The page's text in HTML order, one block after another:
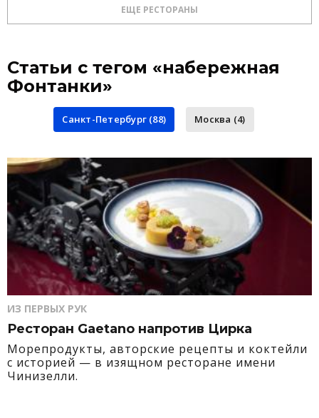
ЕЩЕ РЕСТОРАНЫ
Статьи с тегом «набережная
Фонтанки»
Санкт-Петербург (88) Москва (4)
ИЗ ПЕРВЫХ РУК
Ресторан Gaetano напротив Цирка
Морепродукты, авторские рецепты и коктейли
с историей — в изящном ресторане имени
Чинизелли.